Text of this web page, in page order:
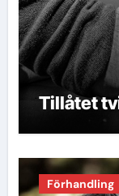
Tillåtet
Förhandling